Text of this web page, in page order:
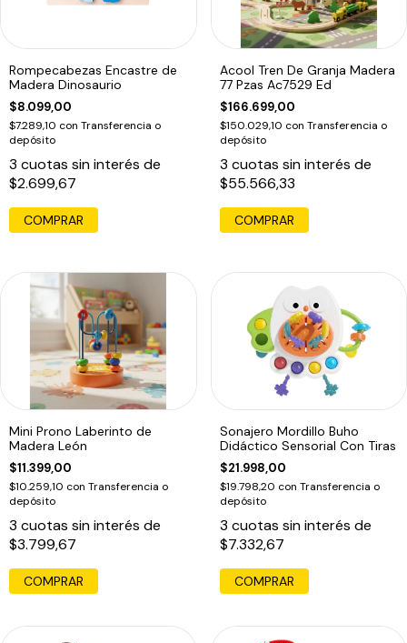
Rompecabezas Encastre de
Madera Dinosaurio
$8.099,00
$7.289,10 con Transferencia o
depósito
3 cuotas sin interés de
$2.699,67
Acool Tren De Granja Madera
77 Pzas Ac7529 Ed
$166.699,00
$150.029,10 con Transferencia o
depósito
3 cuotas sin interés de
$55.566,33
Mini Prono Laberinto de
Madera León
$11.399,00
$10.259,10 con Transferencia o
depósito
3 cuotas sin interés de
$3.799,67
COMPRAR
Sonajero Mordillo Buho
Didáctico Sensorial Con Tiras
$21.998,00
$19.798,20 con Transferencia o
depósito
3 cuotas sin interés de
$7.332,67
COMPRAR